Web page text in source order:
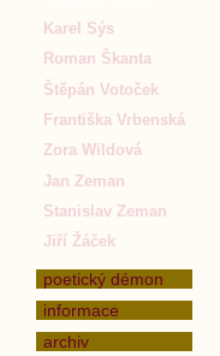
Karel Sýs
Roman Škanta
Štěpán Votoček
Františka Vrbenská
Zora Wildová
Jan Zeman
Stanislav Zeman
Jiří Žáček
poetický démon
informace
archiv